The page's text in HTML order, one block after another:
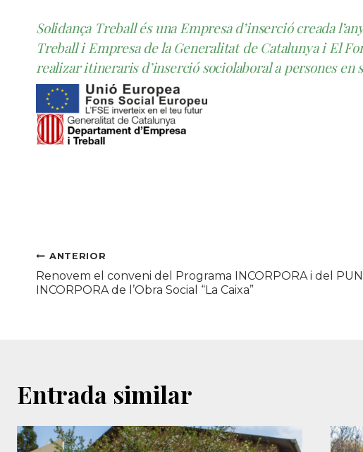
Solidança Treball és una Empresa d’inserció creada
Treball i Empresa de la Generalitat de Catalunya i El
realizar itineraris d’inserció sociolaboral a persones
Navegació
d'entrades
ANTERIOR
Renovem el conveni del Programa INCORPORA i del
INCORPORA de l’Obra Social “La Caixa”
Entrada similar